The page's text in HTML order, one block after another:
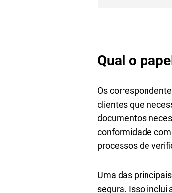
Qual o
Os
clientes que
documentos
conformidade
processos de
Uma das
segura. Isso inclui